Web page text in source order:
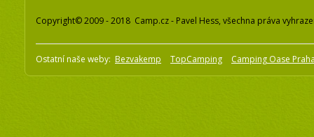
Copyright© 2009 - 2018 Camp.cz - Pavel Hess, všechna práva
Ostatní naše weby: Bezvakemp TopCamping Camping Oase